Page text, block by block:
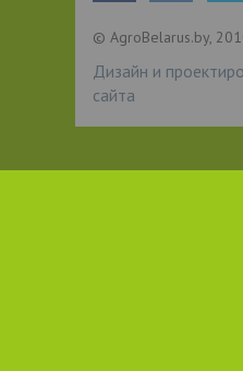
© AgroBelarus.by,
Дизайн и
сайта